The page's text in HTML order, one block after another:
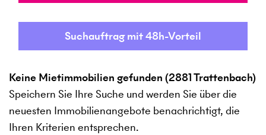
Suchauftrag mit 48h-Vorteil
Keine Mietimmobilien gefunden (2881 Trattenbach)
Speichern Sie Ihre Suche und werden Sie über die
neuesten Immobilienangebote benachrichtigt, die
Ihren Kriterien entsprechen.